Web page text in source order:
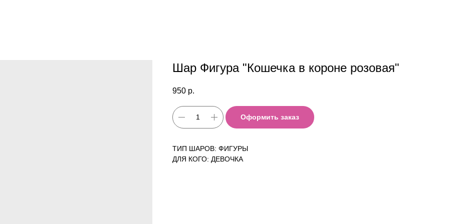
Шар Фигура "Кошечка в короне розовая"
950 р.
Оформить заказ
ТИП ШАРОВ: ФИГУРЫ
ДЛЯ КОГО: ДЕВОЧКА